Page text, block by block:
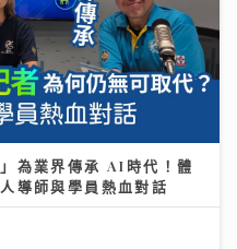
為業界傳承 AI時代！體
導師與學員熱血對話